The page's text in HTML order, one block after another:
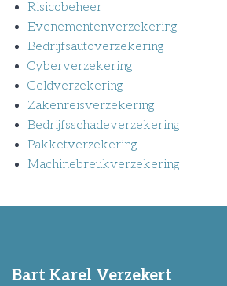
Risicobeheer
Evenementenverzekering
Bedrijfsautoverzekering
Cyberverzekering
Geldverzekering
Zakenreisverzekering
Bedrijfsschadeverzekering
Pakketverzekering
Machinebreukverzekering
Bart Karel Verzekert